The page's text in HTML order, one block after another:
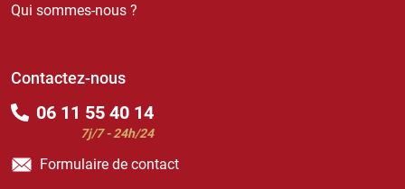
Qui sommes-nous ?
Contactez-nous
06 11 55 40 14
7j/7 - 24h/24
Formulaire de contact